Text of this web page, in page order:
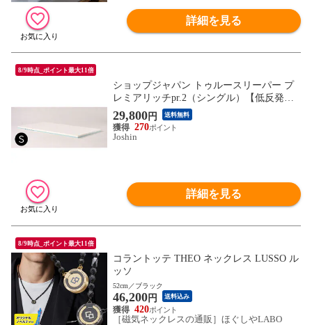
詳細を見る
8/9時点_ポイント最大11倍
ショップジャパン トゥルースリーパー プ
レミアリッチpr.2（シングル）【低反発・
オーバーレイ】 Shop Japan TRPRWS81
【返品種別B】
29,800円 送料無料
270
Joshin
詳細を見る
8/9時点_ポイント最大11倍
コラントッテ THEO ネックレス LUSSO ル
ッソ
52cm／ブラック
46,200円 送料込み
420
［磁気ネックレスの通販］ほぐしやLABO